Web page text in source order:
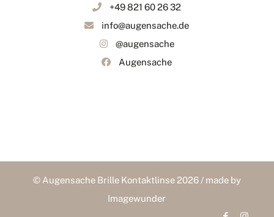
+49 821 60 26 32
info@augensache.de
@augensache
Augensache
© Augensache Brille Kontaktlinse 2026 / made by
Imagewunder